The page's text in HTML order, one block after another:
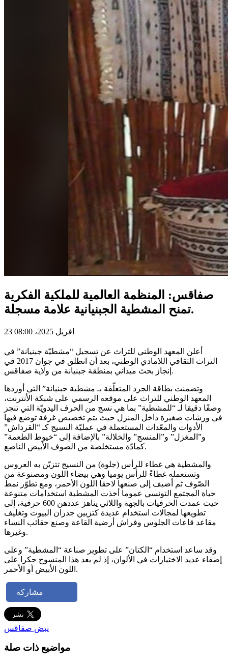
صفاقس: المنظمة العالمية للملكية الفكرية
تمنح المشطية الجبنيانية علامة مسجلة.
23 افريل 2025، 08:00
أعلن المعهد الوطني للتراث عن تسجيل “مشطيّة جبنيانة” في
التراث الثقافي اللامادي الوطني، بعد أن انطلق في جوان 2017 في
إنجاز بحث ميداني بمنطقة جبنيانة من ولاية صفاقس.
وتضمنت بطاقة الجرد المتعلّقة بـ مشطية جبنيانة” التي أوردها
المعهد الوطني للتراث على موقعه الرسمي على شبكة الأنترنت،
وصفًا دقيقا لـ “للمشطية” بما هي نسج من الحرف اليدويّة التي تنجز
في ورشات صغيرة داخل المنزل حيث يتم تخصيص غرفة توضع فيها
الأدوات والمعّدات المستعملة في عمليّة النسيج كـ “القرداش”
و”المغزل” و”المنسج” والخلالة” بالإضافة إلى “خيوط الطعمة”
كمادّة مستخلصة من الصوف الأبيض الناصع.
والمشطية هي غطاء للرأس (جلوة) من النسيج تتزيّن به العروس
وتستعمله غطاءً للرأس يوميا وهي بيضاء اللون ومصنوعة من
الصّوف ثم أضيف إلى صنعها لاحقا اللون الأحمر، ومع تطوّر نمط
حياة المجتمع التونسي عموما أخذت المشطية استخدامات متنوعة
حيث عمدت الحرفيات بالجهة واللائي يناهز عددهن 600 حرفية، إلى
تطويعها لمجالات استخدام عديدة كتزيين جدران البيوت وتغليف
مقاعد قاعات الجلوس وفراش أرضية القاعة وصنع حقائب النساء
وغيرها.
وقد ساعد استخدام “الكتان” على تطوير صناعة “المشطية” وعلى
إضفاء عديد الاختيارات في الألوان، إذ لم يعد هذا المنسوج حكرا على
اللون الأبيض أو الأحمر.
مشاركة
نبض صفاقس
مواضيع ذات صلة